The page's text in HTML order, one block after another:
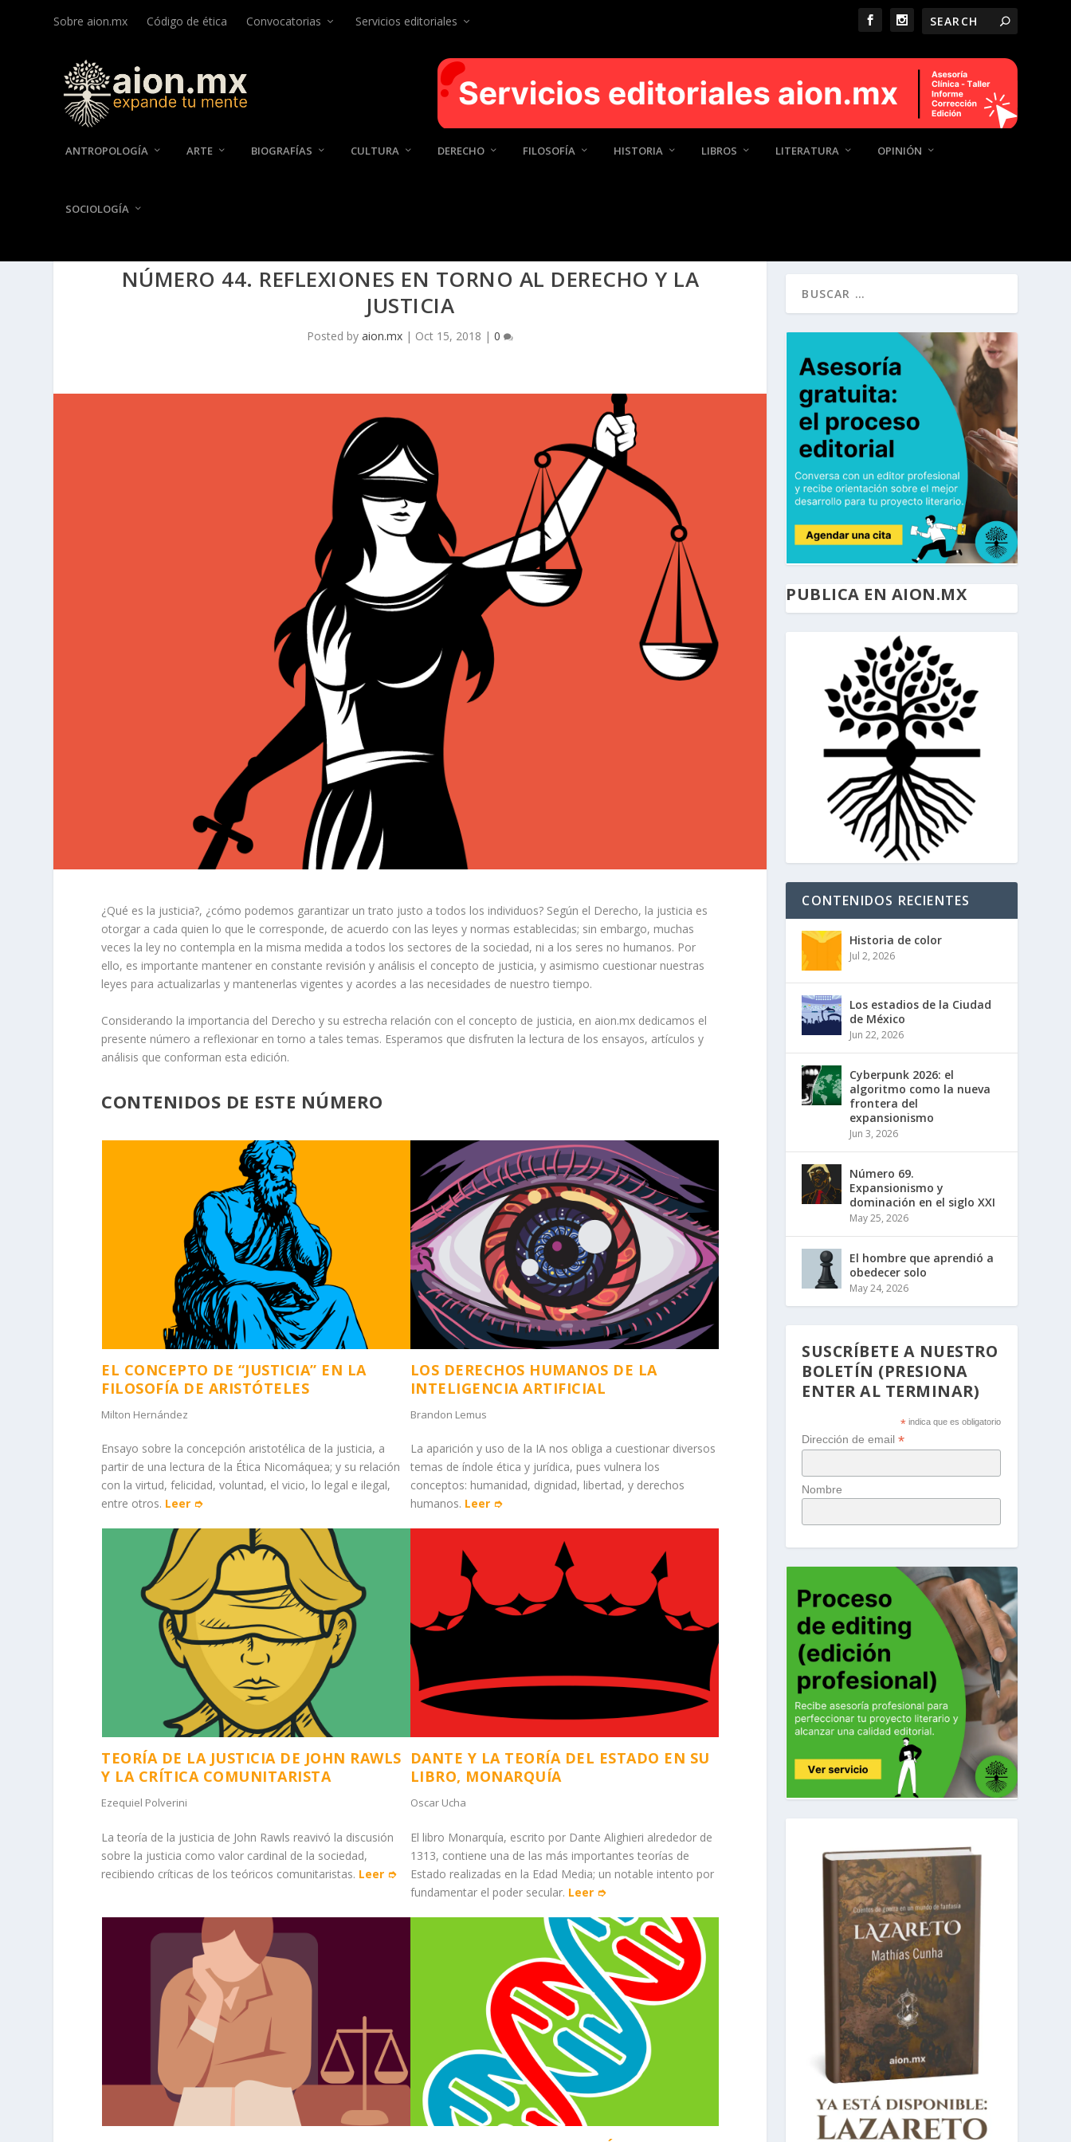
Sobre aion.mx Código de ética Convocatorias Servicios editoriales
ANTROPOLOGÍA ARTE BIOGRAFÍAS CULTURA DERECHO FILOSOFÍA HISTORIA LIBROS LITERATURA OPINIÓN
SOCIOLOGÍA
NÚMERO 44. REFLEXIONES EN TORNO AL DERECHO Y LA
JUSTICIA
Posted byaion.mx | Oct 15, 2018 |0
¿Qué es la justicia?, ¿cómo podemos garantizar un trato justo a todos los individuos? Según el Derecho, la justicia es
otorgar a cada quien lo que le corresponde, de acuerdo con las leyes y normas establecidas; sin embargo, muchas
veces la ley no contempla en la misma medida a todos los sectores de la sociedad, ni a los seres no humanos. Por
ello, es importante mantener en constante revisión y análisis el concepto de justicia, y asimismo cuestionar nuestras
leyes para actualizarlas y mantenerlas vigentes y acordes a las necesidades de nuestro tiempo.
Considerando la importancia del Derecho y su estrecha relación con el concepto de justicia, en aion.mx dedicamos el
presente número a reflexionar en torno a tales temas. Esperamos que disfruten la lectura de los ensayos, artículos y
análisis que conforman esta edición.
CONTENIDOS DE ESTE NÚMERO
EL CONCEPTO DE “JUSTICIA” EN LA
FILOSOFÍA DE ARISTÓTELES
Milton Hernández
Ensayo sobre la concepción aristotélica de la justicia, a
partir de una lectura de la Ética Nicomáquea; y su relación
con la virtud, felicidad, voluntad, el vicio, lo legal e ilegal,
entre otros. Leer ➮
LOS DERECHOS HUMANOS DE LA
INTELIGENCIA ARTIFICIAL
Brandon Lemus
La aparición y uso de la IA nos obliga a cuestionar diversos
temas de índole ética y jurídica, pues vulnera los
conceptos: humanidad, dignidad, libertad, y derechos
humanos. Leer ➮
TEORÍA DE LA JUSTICIA DE JOHN RAWLS
Y LA CRÍTICA COMUNITARISTA
Ezequiel Polverini
La teoría de la justicia de John Rawls reavivó la discusión
sobre la justicia como valor cardinal de la sociedad,
recibiendo críticas de los teóricos comunitaristas. Leer ➮
DANTE Y LA TEORÍA DEL ESTADO EN SU
LIBRO, MONARQUÍA
Oscar Ucha
El libro Monarquía, escrito por Dante Alighieri alrededor de
1313, contiene una de las más importantes teorías de
Estado realizadas en la Edad Media; un notable intento por
fundamentar el poder secular. Leer ➮
PUBLICA EN AION.MX
CONTENIDOS RECIENTES
Historia de color
Jul 2, 2026
Los estadios de la Ciudad
de México
Jun 22, 2026
Cyberpunk 2026: el
algoritmo como la nueva
frontera del
expansionismo
Jun 3, 2026
Número 69.
Expansionismo y
dominación en el siglo XXI
May 25, 2026
El hombre que aprendió a
obedecer solo
May 24, 2026
SUSCRÍBETE A NUESTRO
BOLETÍN (PRESIONA
ENTER AL TERMINAR)
* indica que es obligatorio
Dirección de email*
Nombre